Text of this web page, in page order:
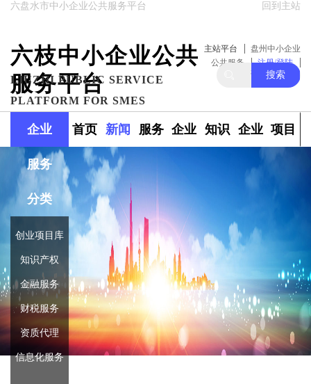
回到主站
六盘水市中小企业公共服务平台
六枝中小企业公共
服务平台
LIUZHI PUBLIC SERVICE
PLATFORM FOR SMES
主站平台
盘州中小企业
公共服务
注册/登陆
关注我们
搜索
企业
服务
分类
创业项目库
知识产权
金融服务
财税服务
资质代理
信息化服务
首页 新闻
政策
服务 企业 知识 企业
库
项目